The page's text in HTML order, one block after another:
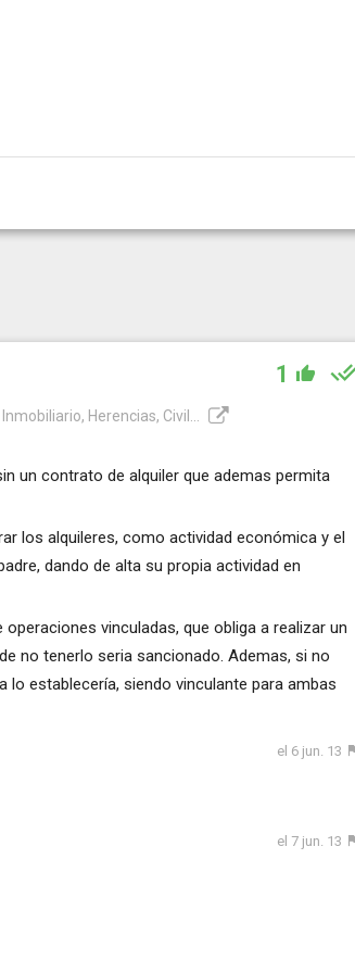
1
Herencias, Civil...
un contrato de alquiler que ademas permita
los alquileres, como actividad económica y el
dando de alta su propia actividad en
vinculadas, que obliga a realizar un
no tenerlo seria sancionado. Ademas, si no
establecería, siendo vinculante para ambas
el 6 jun. 13
el 7 jun. 13